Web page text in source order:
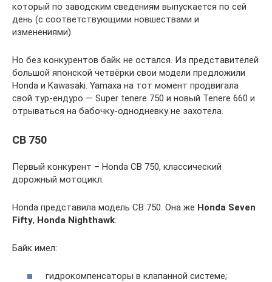
который по заводским сведениям выпускается по сей
день (с соответствующими новшествами и
изменениями).
Но без конкурентов байк не остался. Из представителей
большой японской четвёрки свои модели предложили
Honda и Kawasaki. Yamaxa на тот момент продвигала
свой тур-ендуро — Super tenere 750 и новый Tenere 660 и
отрываться на бабочку-однодневку не захотела.
CB 750
Первый конкурент – Honda CB 750, классический
дорожный мотоцикл.
Honda представила модель CB 750. Она же Honda Seven
Fifty, Honda Nighthawk
Байк имел:
гидрокомпенсаторы в клапанной системе;